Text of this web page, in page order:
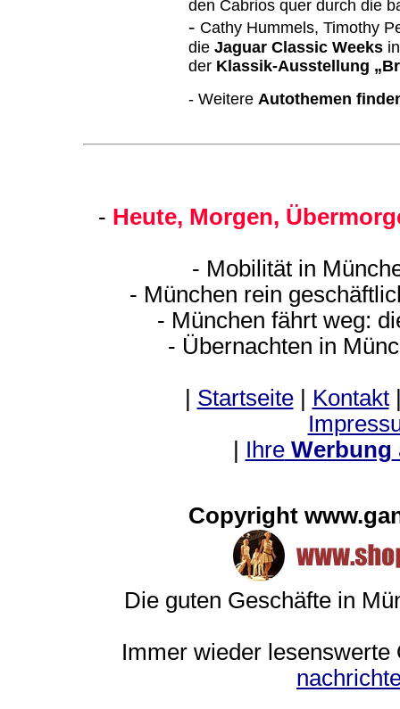
den Cabrios quer durch die
- Cathy Hummels, Timothy
die Jaguar Classic Weeksin
der Klassik-Ausstellung
- Weitere Autothemen
- Heute, Morgen,
- Mobilität in
- München rein geschäf
- München fährt weg:
- Übernachten in
Startseite| Kontakt
IhreWerbung
Copyright
Die guten Geschäfte in
Immer wieder lesenswerte